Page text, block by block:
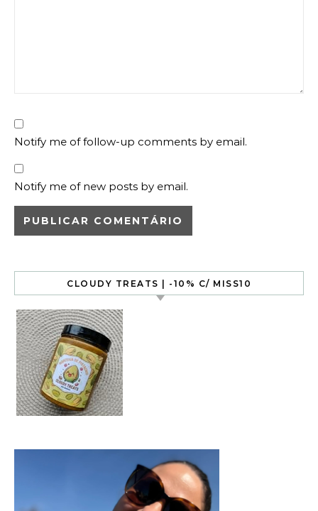
Notify me of follow-up comments by email.
Notify me of new posts by email.
CLOUDY TREATS | -10% C/ MISS10